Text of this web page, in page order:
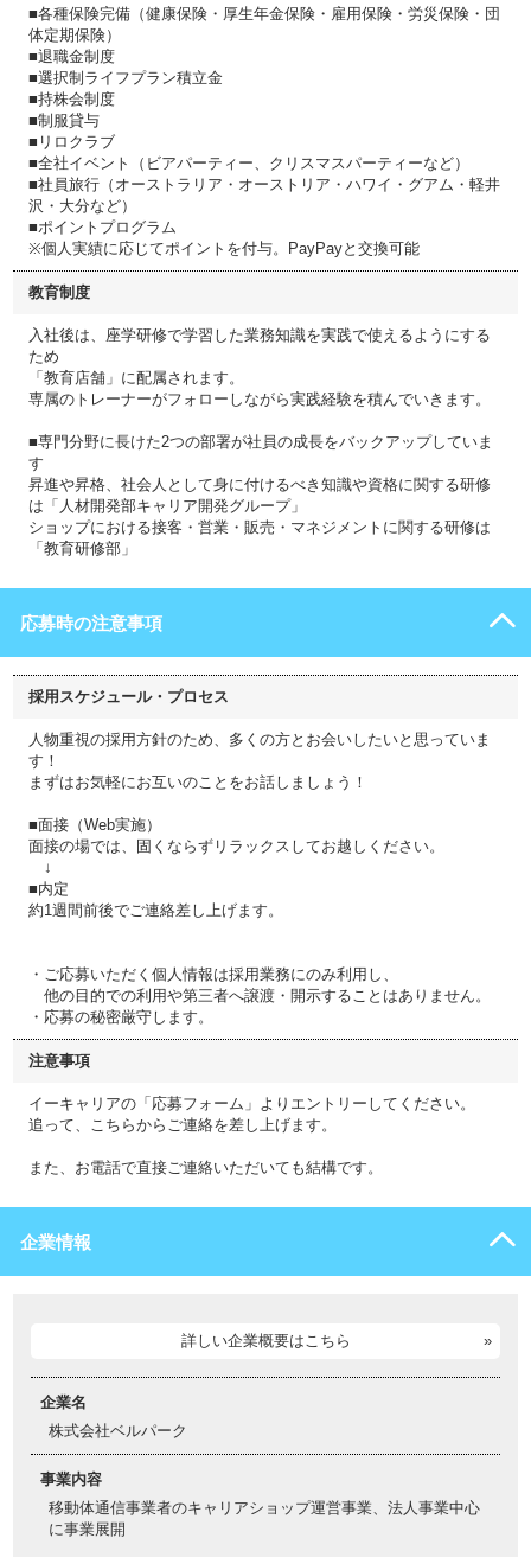
■各種保険完備（健康保険・厚生年金保険・雇用保険・労災保険・団
体定期保険）
■退職金制度
■選択制ライフプラン積立金
■持株会制度
■制服貸与
■リロクラブ
■全社イベント（ビアパーティー、クリスマスパーティーなど）
■社員旅行（オーストラリア・オーストリア・ハワイ・グアム・軽井
沢・大分など）
■ポイントプログラム
※個人実績に応じてポイントを付与。PayPayと交換可能
教育制度
入社後は、座学研修で学習した業務知識を実践で使えるようにする
ため
「教育店舗」に配属されます。
専属のトレーナーがフォローしながら実践経験を積んでいきます。
■専門分野に長けた2つの部署が社員の成長をバックアップしていま
す
昇進や昇格、社会人として身に付けるべき知識や資格に関する研修
は「人材開発部キャリア開発グループ」
ショップにおける接客・営業・販売・マネジメントに関する研修は
「教育研修部」
応募時の注意事項
採用スケジュール・プロセス
人物重視の採用方針のため、多くの方とお会いしたいと思っていま
す！
まずはお気軽にお互いのことをお話しましょう！
■面接（Web実施）
面接の場では、固くならずリラックスしてお越しください。
↓
■内定
約1週間前後でご連絡差し上げます。
・ご応募いただく個人情報は採用業務にのみ利用し、
他の目的での利用や第三者へ譲渡・開示することはありません。
・応募の秘密厳守します。
注意事項
イーキャリアの「応募フォーム」よりエントリーしてください。
追って、こちらからご連絡を差し上げます。
また、お電話で直接ご連絡いただいても結構です。
企業情報
詳しい企業概要はこちら
企業名
株式会社ベルパーク
事業内容
移動体通信事業者のキャリアショップ運営事業、法人事業中心
に事業展開